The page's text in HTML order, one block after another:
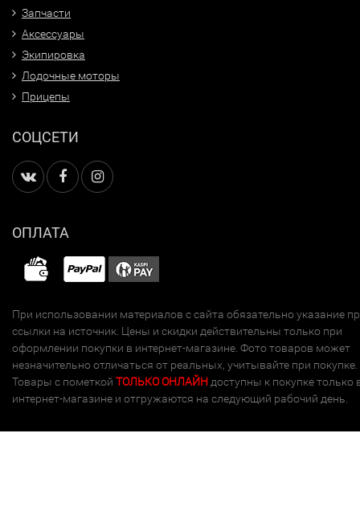
Запчасти
Аксессуары
Экипировка
Лодочные моторы
Прицепы
СОЦСЕТИ
ОПЛАТА
При использовании материалов с сайта обязательно указание
ссылки на источник. Цены и скидки действительны только при
оформлении покупки в интернет-магазине. Фото товаров может
незначительно отличаться от реальных, учитывайте при покупке.
Товары с пометкой ТОЛЬКО ОНЛАЙН доступны к покупке только
интернет-магазине и отгружаются на следующий рабочий день.